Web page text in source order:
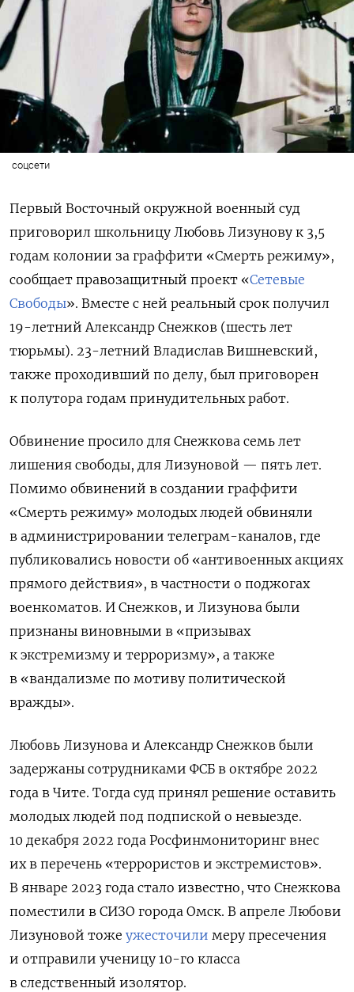
соцсети
Первый Восточный окружной военный суд
приговорил школьницу Любовь Лизунову к 3,5
годам колонии за граффити «Смерть режиму»,
сообщает правозащитный проект «Сетевые
Свободы». Вместе с ней реальный срок получил
19-летний Александр Снежков (шесть лет
тюрьмы). 23-летний Владислав Вишневский,
также проходивший по делу, был приговорен
к полутора годам принудительных работ.
Обвинение просило для Снежкова семь лет
лишения свободы, для Лизуновой — пять лет.
Помимо обвинений в создании граффити
«Смерть режиму» молодых людей обвиняли
в администрировании телеграм-каналов, где
публиковались новости об «антивоенных акциях
прямого действия», в частности о поджогах
военкоматов. И Снежков, и Лизунова были
признаны виновными в «призывах
к экстремизму и терроризму», а также
в «вандализме по мотиву политической
вражды».
Любовь Лизунова и Александр Снежков были
задержаны сотрудниками ФСБ в октябре 2022
года в Чите. Тогда суд принял решение оставить
молодых людей под подпиской о невыезде.
10 декабря 2022 года Росфинмониторинг внес
их в перечень «террористов и экстремистов».
В январе 2023 года стало известно, что Снежкова
поместили в СИЗО города Омск. В апреле Любови
Лизуновой тоже ужесточили меру пресечения
и отправили ученицу 10-го класса
в следственный изолятор.